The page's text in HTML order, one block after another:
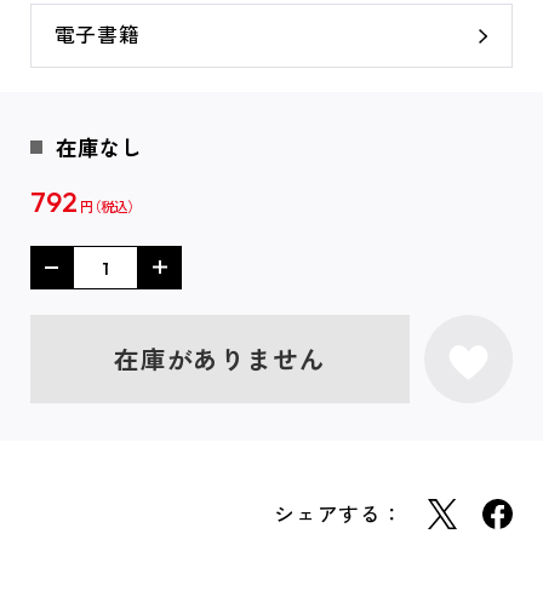
電子書籍
在庫なし
792 円
在庫がありません
シェアする：